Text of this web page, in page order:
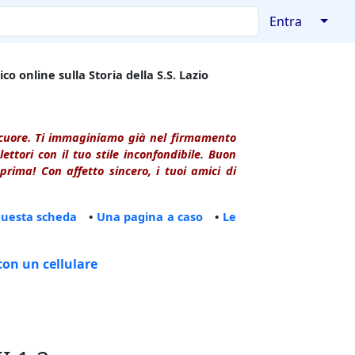
Entra ↓
online sulla Storia della S.S. Lazio
Ti immaginiamo già nel firmamento
con il tuo stile inconfondibile. Buon
Con affetto sincero, i tuoi amici di
scheda • Una pagina a caso • Le
un cellulare